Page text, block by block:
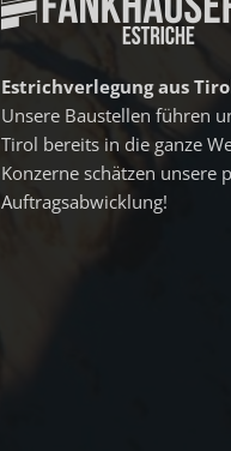
Estrichverlegung aus
Unsere Baustellen führen
Tirol bereits in die ganze
Konzerne schätzen unsere
Auftragsabwicklung!